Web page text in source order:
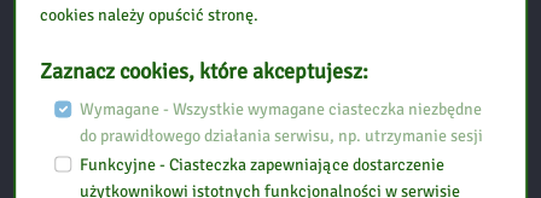
Biblioteka Pedagogiczna w Ostrołęce, Filia w Przasnyszu
Ul. Szpitalna 10
06-300 Przasnysz
cookies należy opuścić stronę.
Zaznacz cookies, które akceptujesz:
Wymagane - Wszystkie wymagane ciasteczka niezbędne
do prawidłowego działania serwisu, np. utrzymanie sesji
Funkcyjne - Ciasteczka zapewniające dostarczenie
użytkownikowi istotnych funkcjonalności w serwisie